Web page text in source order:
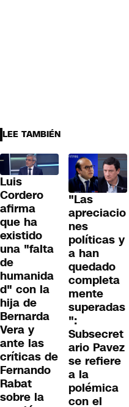
LEE TAMBIÉN
Luis
Cordero
afirma
que ha
existido
una "falta
de
humanida
d" con la
hija de
Bernarda
Vera y
ante las
críticas de
Fernando
Rabat
sobre la
"Las
apreciacio
nes
políticas y
a han
quedado
completa
mente
superadas
":
Subsecret
ario Pavez
se refiere
a la
polémica
con el